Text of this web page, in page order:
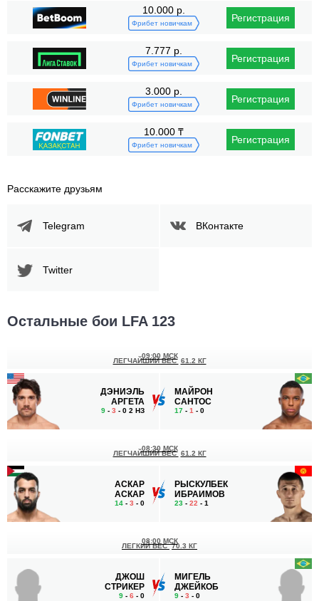
10.000 р.
Фрибет новичкам Регистрация
7.777 р.
Фрибет новичкам Регистрация
3.000 р.
Фрибет новичкам Регистрация
10.000 ₸
Фрибет новичкам Регистрация
Расскажите друзьям
Telegram ВКонтакте
Twitter
Остальные бои LFA 123
ДЭНИЭЛЬ
АРГЕТА
9 - 3 - 0 2 НЗ
09:00 МСК
ЛЕГЧАЙШИЙ ВЕС 61.2 КГ
МАЙРОН
САНТОС
17 - 1 - 0
АСКАР
АСКАР
14 - 3 - 0
08:30 МСК
ЛЕГЧАЙШИЙ ВЕС 61.2 КГ
РЫСКУЛБЕК
ИБРАИМОВ
23 - 22 - 1
ДЖОШ
СТРИКЕР
9 - 6 - 0
08:00 МСК
ЛЕГКИЙ ВЕС 70.3 КГ
МИГЕЛЬ
ДЖЕЙКОБ
9 - 3 - 0